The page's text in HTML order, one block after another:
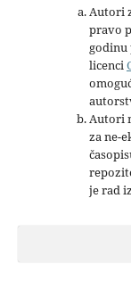
Autori
pravo
licenci
Autori
za ne-
je rad